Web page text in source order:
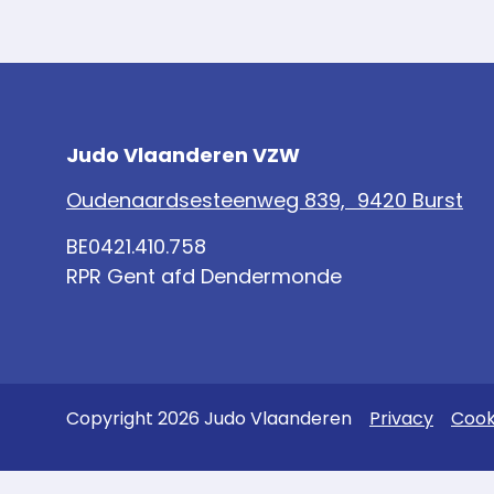
Judo Vlaanderen VZW
Oudenaardsesteenweg 839, 9420 Burst
BE0421.410.758
RPR Gent afd Dendermonde
Copyright 2026 Judo Vlaanderen Privacy